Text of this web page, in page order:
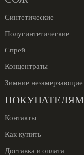
Синтетические
Полусинтетические
Спрей
Концентраты
Зимние незамерзающие
ПОКУПАТЕЛЯМ
Контакты
Как купить
Доставка и оплата